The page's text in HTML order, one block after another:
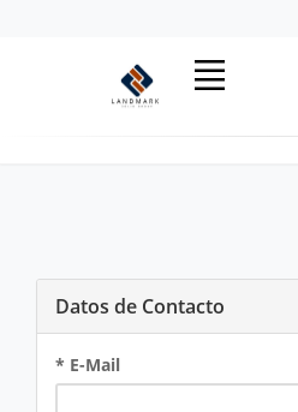
Datos de Contacto
* E-Mail